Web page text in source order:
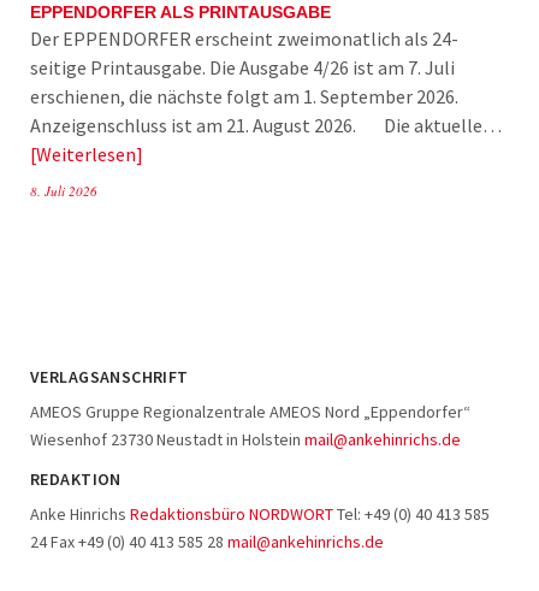
EPPENDORFER ALS PRINTAUSGABE
Der EPPENDORFER erscheint zweimonatlich als 24-
seitige Printausgabe. Die Ausgabe 4/26 ist am 7. Juli
erschienen, die nächste folgt am 1. September 2026.
Anzeigenschluss ist am 21. August 2026. Die aktuelle…
Weiterlesen
8. Juli 2026
VERLAGSANSCHRIFT
AMEOS Gruppe Regionalzentrale AMEOS Nord „Eppendorfer“
Wiesenhof 23730 Neustadt in Holstein mail@ankehinrichs.de
REDAKTION
Anke Hinrichs Redaktionsbüro NORDWORTTel: +49 (0) 40 413 585
24 Fax +49 (0) 40 413 585 28 mail@ankehinrichs.de